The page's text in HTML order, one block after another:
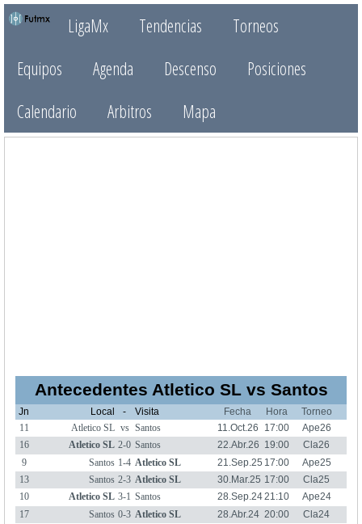
LigaMx Tendencias
Torneos
Equipos
Agenda Descenso
Posiciones
Calendario
Arbitros Mapa
Antecedentes Atletico SL vs Santos
Jn Local - Visita Fecha Hora
Torneo
11
Atletico SL vs Santos 11.Oct.26 17:00
Ape26
16
Atletico SL 2-0 Santos 22.Abr.26 19:00
Cla26
9
Santos 1-4 Atletico SL 21.Sep.25 17:00
Ape25
13
Santos 2-3 Atletico SL 30.Mar.25 17:00
Cla25
10
Atletico SL 3-1 Santos 28.Sep.2421:10
Ape24
17
Santos 0-3 Atletico SL 28.Abr.24 20:00
Cla24